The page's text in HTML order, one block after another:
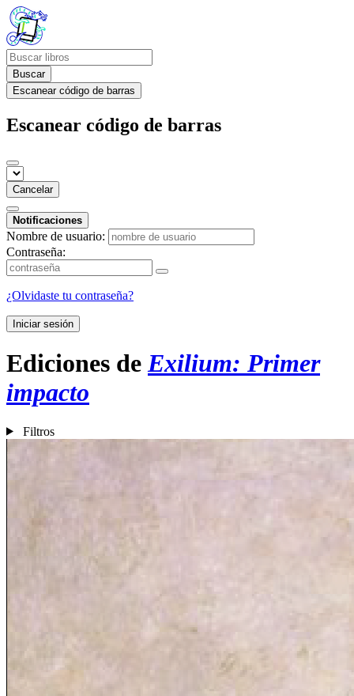
Buscar
Escanear código de barras
Escanear código de barras
Cancelar
Notificaciones
Nombre de usuario:
Contraseña:
¿Olvidaste tu contraseña?
Iniciar sesión
Ediciones deExilium: Primer
impacto
Filtros